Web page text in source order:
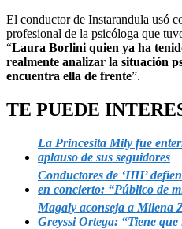
El conductor de Instarandula usó
profesional de la psicóloga que
“Laura Borlini quien ya ha
realmente analizar la situación
encuentra ella de frente”.
TE PUEDE
La Princesita Mily fue
aplauso de sus seguidores
Conductores de ‘HH’
en concierto: “Público de
Magaly aconseja a Milena
Greyssi Ortega: “Tiene que